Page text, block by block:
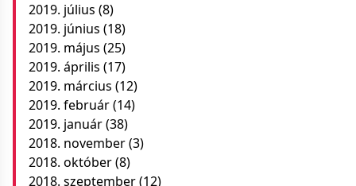
2019. július (8)
2019. június (18)
2019. május (25)
2019. április (17)
2019. március (12)
2019. február(14)
2019. január(38)
2018. november(3)
2018. október(8)
2018. szeptember(12)